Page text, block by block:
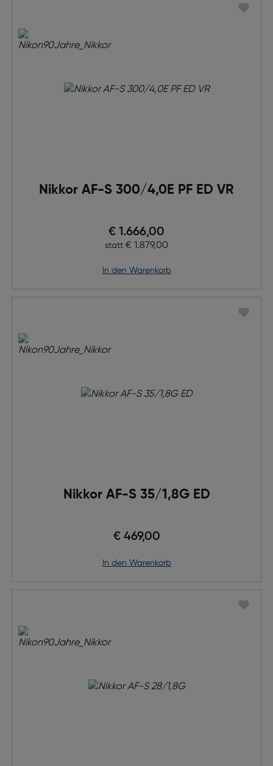
Nikkor AF-S 300/4,0E PF ED VR
Preis nach Rabatts
€ 1.666,00
statt Ursprünglicher Preis
€ 1.879,00
in den Warenkorb
Nikkor AF-S 35/1,8G ED
€ 469,00
in den Warenkorb